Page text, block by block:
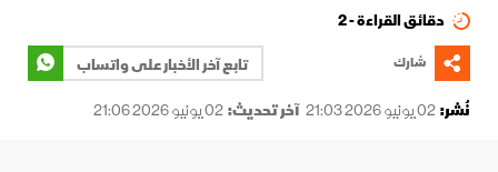
دقائق القراءة - 2
شارك
تابع آخر الأخبار على واتساب
نُشر:02 يونيو 2026 21:03 آخر تحديث:02 يونيو 2026 21:06